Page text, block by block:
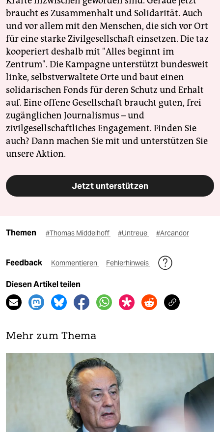
braucht es Zusammenhalt und Solidarität. Auch
und vor allem mit den Menschen, die sich vor Ort
für eine starke Zivilgesellschaft einsetzen. Die taz
kooperiert deshalb mit "Alles beginnt im
Zentrum". Die Kampagne unterstützt bundesweit
linke, selbstverwaltete Orte und baut einen
solidarischen Fonds für deren Schutz und Erhalt
auf. Eine offene Gesellschaft braucht guten, frei
zugänglichen Journalismus – und
zivilgesellschaftliches Engagement. Finden Sie
auch? Dann machen Sie mit und unterstützen Sie
unsere Aktion.
Jetzt unterstützen
Themen #Thomas Middelhoff #Untreue #Arcandor
Feedback Kommentieren Fehlerhinweis
Diesen Artikel teilen
Mehr zum Thema